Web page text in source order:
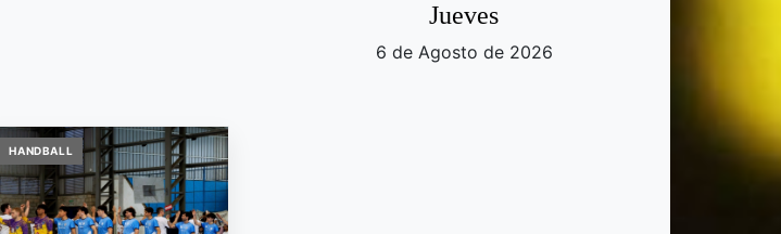
HANDBALL
Jueves
6 de Agosto de 2026